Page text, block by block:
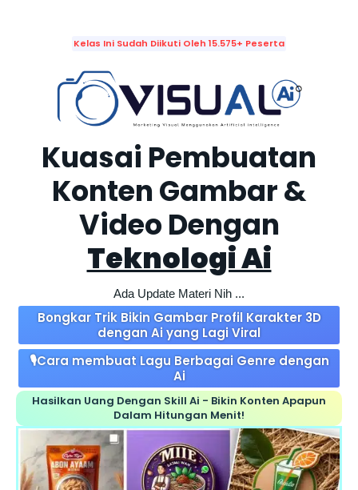
Kelas Ini Sudah Diikuti Oleh 15.575+ Peserta
Kuasai Pembuatan
Konten Gambar &
Video Dengan
Teknologi Ai
Ada Update Materi Nih ...
Bongkar Trik Bikin Gambar Profil Karakter 3D
dengan Ai yang Lagi Viral
🎙Cara membuat Lagu Berbagai Genre dengan
Ai
Hasilkan Uang Dengan Skill Ai - Bikin Konten Apapun
Dalam Hitungan Menit!